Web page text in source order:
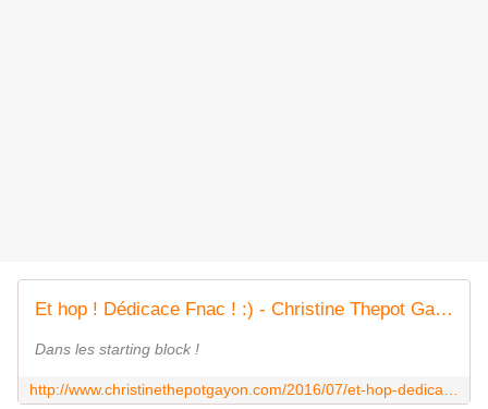
Et hop ! Dédicace Fnac ! :) - Christine Thepot Gayon
Dans les starting block !